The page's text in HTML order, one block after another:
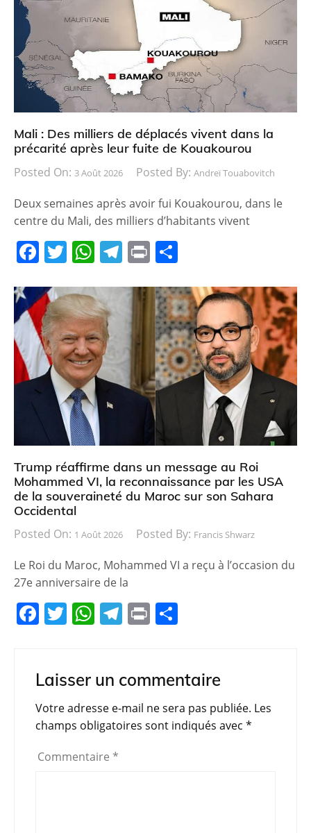
Mali : Des milliers de déplacés vivent dans la
précarité après leur fuite de Kouakourou
Posted On: 3 Août 2026 Posted By: Andreï Touabovitch
Deux semaines après avoir fui Kouakourou, dans le
centre du Mali, des milliers d’habitants vivent
F
c
e
b
o
o
T
itt
er
W
at
s
A
p
p
T
e
gr
a
m
Pr
t ta
g
er
Trump réaffirme dans un message au Roi
Mohammed VI, la reconnaissance par les USA
de la souveraineté du Maroc sur son Sahara
Occidental
Posted On: 1 Août 2026 Posted By: Francis Shwarz
Le Roi du Maroc, Mohammed VI a reçu à l’occasion du
27e anniversaire de la
F
e
b
o
o
k
T
er
W
s
A
p
p
T
gr
a
m
Pr
g
er
Laisser un commentaire
Votre adresse e-mail ne sera pas publiée. Les
champs obligatoires sont indiqués avec *
Commentaire *